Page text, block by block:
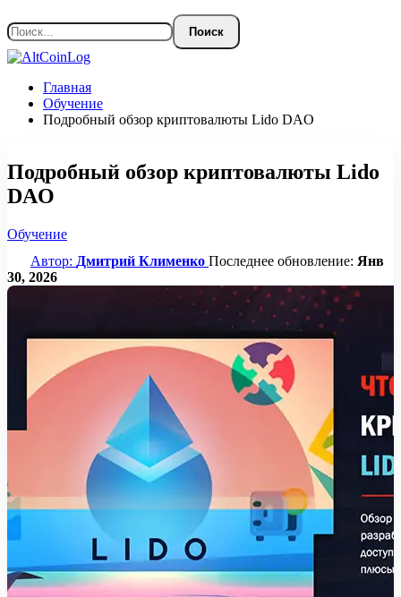
Главная
Обучение
Подробный обзор криптовалюты Lido DAO
Подробный обзор криптовалюты Lido
DAO
Обучение
Автор: Дмитрий Клименко Последнее обновление: Янв
30, 2026